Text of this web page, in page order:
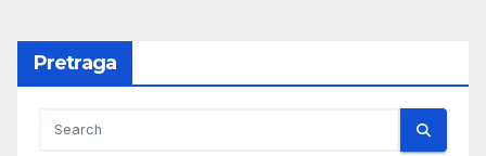
Pretraga